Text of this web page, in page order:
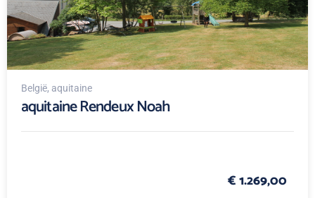
België, aquitaine
aquitaine Rendeux Noah
€ 1.269,00